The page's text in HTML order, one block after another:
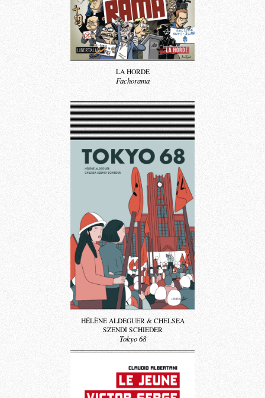
LA HORDE
Fachorama
HÉLÈNE ALDEGUER & CHELSEA
SZENDI SCHIEDER
Tokyo 68